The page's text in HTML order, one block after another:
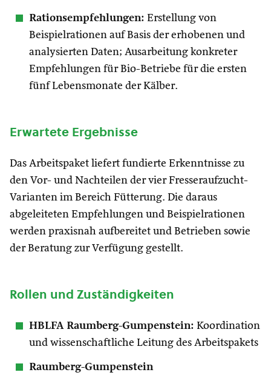
Rationsempfehlungen: Erstellung von
Beispielrationen auf Basis der erhobenen und
analysierten Daten; Ausarbeitung konkreter
Empfehlungen für Bio-Betriebe für die ersten
fünf Lebensmonate der Kälber.
Erwartete Ergebnisse
Das Arbeitspaket liefert fundierte Erkenntnisse zu
den Vor- und Nachteilen der vier Fresseraufzucht-
Varianten im Bereich Fütterung. Die daraus
abgeleiteten Empfehlungen und Beispielrationen
werden praxisnah aufbereitet und Betrieben sowie
der Beratung zur Verfügung gestellt.
Rollen und Zuständigkeiten
HBLFA Raumberg-Gumpenstein: Koordination
und wissenschaftliche Leitung des Arbeitspakets
Raumberg-Gumpenstein